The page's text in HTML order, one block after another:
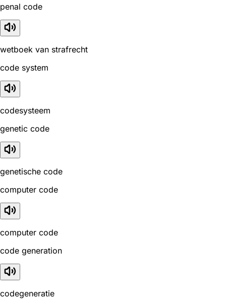
penal code
wetboek van strafrecht
code system
codesysteem
genetic code
genetische code
computer code
computer code
code generation
codegeneratie